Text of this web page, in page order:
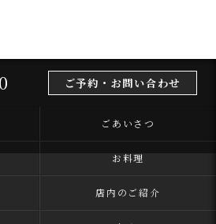
ご予約・お問い合わせ
ごあいさつ
お料理
店内のご紹介